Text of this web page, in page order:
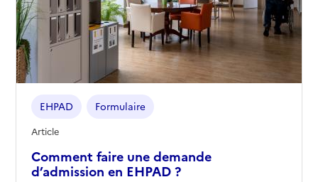
Comment faire une demande
d’admission en EHPAD ?
EHPAD Formulaire
Article